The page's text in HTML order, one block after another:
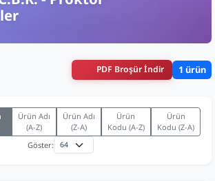
PDF Broşür İndir 1 ürün
Ürün Adı
(A-Z)
Ürün Adı
(Z-A)
Ürün
Kodu (A-Z)
Ürün
Kodu (Z-A)
Göster: